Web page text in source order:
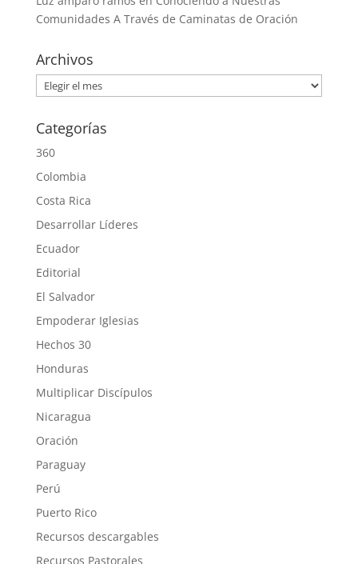
Comunidades A Través de Caminatas de Oración
Archivos
Archivos
Categorías
360
Colombia
Costa Rica
Desarrollar Líderes
Ecuador
Editorial
El Salvador
Empoderar Iglesias
Hechos 30
Honduras
Multiplicar Discípulos
Nicaragua
Oración
Paraguay
Perú
Puerto Rico
Recursos descargables
Recursos Pastorales